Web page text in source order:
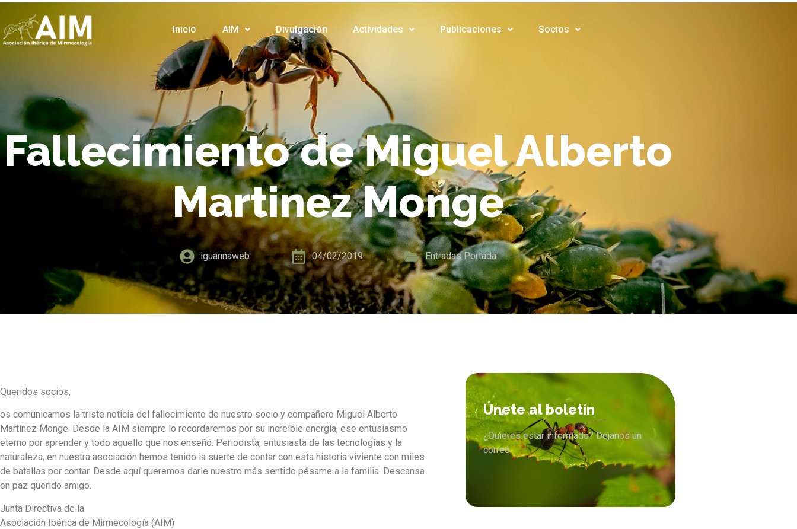
Inicio AIM Divulgación Actividades Publicaciones Socios
Fallecimiento de Miguel Alberto
Martinez Monge
iguannaweb 04/02/2019 Entradas Portada
Queridos socios,
os comunicamos la triste noticia del fallecimiento de nuestro socio y compañero Miguel Alberto
Martínez Monge. Desde la AIM siempre lo recordaremos por su increíble energía, ese entusiasmo
eterno por aprender y todo aquello que nos enseñó. Periodista, entusiasta de las tecnologías y la
naturaleza, en nuestra asociación hemos tenido la suerte de contar con esta historia viviente con miles
de batallas por contar. Desde aquí queremos darle nuestro más sentido pésame a la familia. Descansa
en paz querido amigo.
Junta Directiva de la
Asociación Ibérica de Mirmecología (AIM)
Únete al boletín
¿Quieres estar informado? Déjanos un
correo.